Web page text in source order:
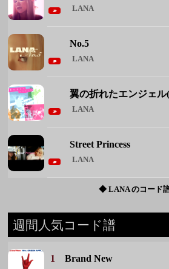
LANA
No.5
LANA
翼の折れたエンジェル
LANA
Street Princess
LANA
◆ LANA のコード
週間人気コード譜
1Brand New